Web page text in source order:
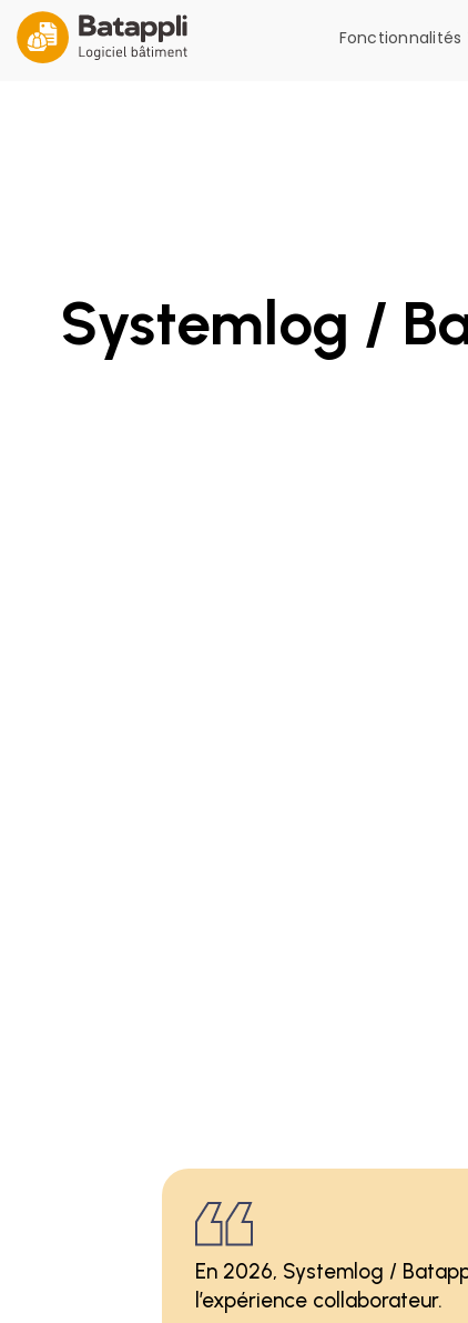
Fonctionnalités
Systemlog /
En 2026, Systemlog /
l’expérience collaborateur.